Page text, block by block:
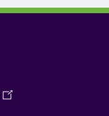
(Open